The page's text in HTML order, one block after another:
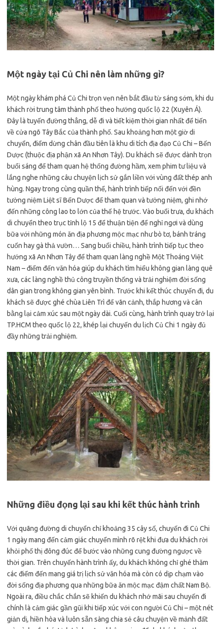
Một ngày tại Củ Chi nên làm những gì?
Một ngày khám phá Củ Chi trọn vẹn nên bắt đầu từ sáng sớm, khi du
khách rời trung tâm thành phố theo hướng quốc lộ 22 (Xuyên Á).
Đây là tuyến đường thẳng, dễ đi và tiết kiệm thời gian nhất để tiến
về cửa ngõ Tây Bắc của thành phố. Sau khoảng hơn một giờ di
chuyển, điểm dừng chân đầu tiên là khu di tích địa đạo Củ Chi – Bến
Dược (thuộc địa phận xã An Nhơn Tây). Du khách sẽ được dành trọn
buổi sáng để tham quan hệ thống đường hầm, xem phim tư liệu và
lắng nghe những câu chuyện lịch sử gắn liền với vùng đất thép anh
hùng. Ngay trong cùng quần thể, hành trình tiếp nối đến với đền
tưởng niệm Liệt sĩ Bến Dược để tham quan và tưởng niệm, ghi nhớ
đến những công lao to lớn của thế hệ trước. Vào buổi trưa, du khách
di chuyển theo trục tỉnh lộ 15 để thuận tiện để nghỉ ngơi và dùng
bữa với những món ăn địa phương mộc mạc như bò tơ, bánh tráng
cuốn hay gà thả vườn… Sang buổi chiều, hành trình tiếp tục theo
hướng xã An Nhơn Tây để tham quan làng nghề Một Thoáng Việt
Nam – điểm đến văn hóa giúp du khách tìm hiểu không gian làng quê
xưa, các làng nghề thủ công truyền thống và trải nghiệm đời sống
dân gian trong không gian yên bình. Trước khi kết thúc chuyến đi, du
khách sẽ được ghé chùa Liên Trì để vãn cảnh, thắp hương và cân
bằng lại cảm xúc sau một ngày dài. Cuối cùng, hành trình quay trở lại
TP.HCM theo quốc lộ 22, khép lại chuyến du lịch Củ Chi 1 ngày đủ
đầy những trải nghiệm.
Những điều đọng lại sau khi kết thúc hành trình
Với quãng đường di chuyển chỉ khoảng 35 cây số, chuyến đi Củ Chi
1 ngày mang đến cảm giác chuyển mình rõ rệt khi đưa du khách rời
khỏi phố thị đông đúc để bước vào những cung đường ngược về
thời gian. Trên chuyến hành trình ấy, du khách không chỉ ghé thăm
các điểm đến mang giá trị lịch sử văn hóa mà còn có dịp chạm vào
đời sống địa phương qua những bữa ăn mộc mạc đậm chất Nam Bộ.
Ngoài ra, điều chắc chắn sẽ khiến du khách nhớ mãi sau chuyến đi
chính là cảm giác gần gũi khi tiếp xúc với con người Củ Chi – một nét
giản dị, hiền hòa và luôn sẵn sàng chia sẻ câu chuyện về mảnh đất